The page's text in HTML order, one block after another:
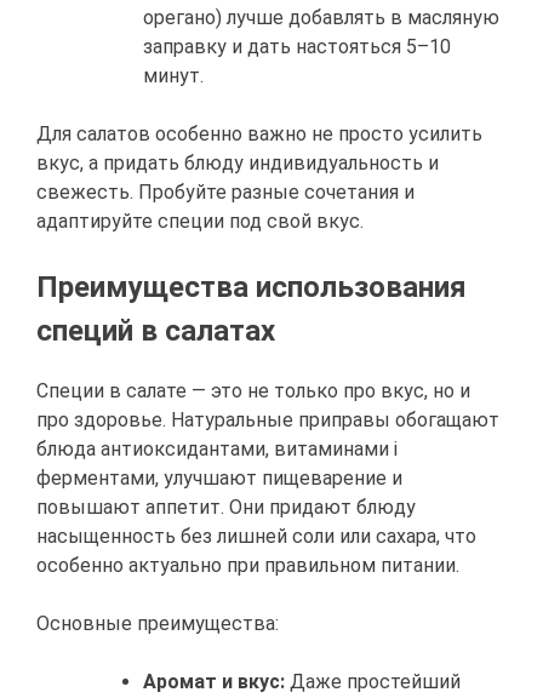
орегано) лучше добавлять в масляную
заправку и дать настояться 5–10
минут.
Для салатов особенно важно не просто усилить
вкус, а придать блюду индивидуальность и
свежесть. Пробуйте разные сочетания и
адаптируйте специи под свой вкус.
Преимущества использования
специй в салатах
Специи в салате — это не только про вкус, но и
про здоровье. Натуральные приправы обогащают
блюда антиоксидантами, витаминами і
ферментами, улучшают пищеварение и
повышают аппетит. Они придают блюду
насыщенность без лишней соли или сахара, что
особенно актуально при правильном питании.
Основные преимущества:
Аромат и вкус: Даже простейший